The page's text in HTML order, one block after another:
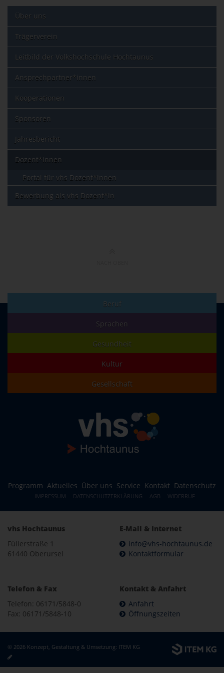
Über uns
Trägerverein
Leitbild der Volkshochschule Hochtaunus
Ansprechpartner*innen
Kooperationen
Sponsoren
Jahresbericht
Dozent*innen
Portal für vhs Dozent*innen
Bewerbung als vhs Dozent*in
Beruf
Sprachen
Gesundheit
Kultur
Gesellschaft
Programm Aktuelles Über uns Service Kontakt Datenschutz
IMPRESSUM DATENSCHUTZERKLÄRUNG AGB WIDERRUF
vhs Hochtaunus
Füllerstraße 1
61440 Oberursel
E-Mail & Internet
info@vhs-hochtaunus.de
Kontaktformular
Telefon & Fax
Telefon: 06171/5848-0
Fax: 06171/5848-10
Kontakt & Anfahrt
Anfahrt
Öffnungszeiten
© 2026 Konzept, Gestaltung & Umsetzung: ITEM KG